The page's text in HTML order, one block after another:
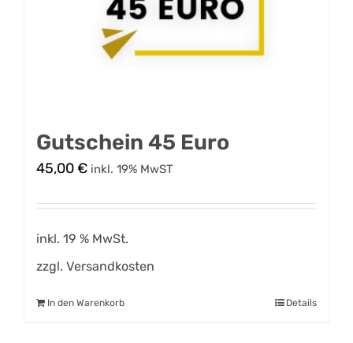
Gutschein 45 Euro
45,00€ inkl. 19% MwST
inkl. 19 % MwSt.
zzgl. Versandkosten
In den Warenkorb Details